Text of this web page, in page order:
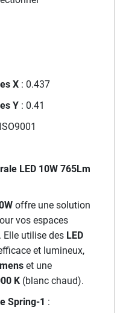
X: 0.437
Y: 0.41
LED 10W 765Lm
offre une solution
vos espaces
Elle utilise des LED
et lumineux,
et une
K(blanc chaud).
Spring-1 :